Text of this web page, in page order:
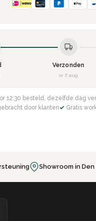
Verzonden
vr 7 aug
12:30 besteld, dezelfde dag
door klanten
✓ Gratis
Showroom in Den